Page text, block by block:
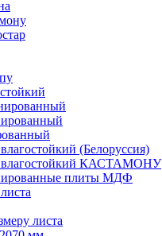
(Белоруссия)
КАСТАМОНУ
плиты МДФ
листа